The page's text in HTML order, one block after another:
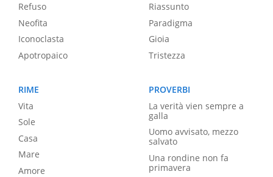
Refuso
Neofita
Iconoclasta
Apotropaico
Riassunto
Paradigma
Gioia
Tristezza
RIME
Vita
Sole
Casa
Mare
Amore
PROVERBI
La verità vien sempre a
galla
Uomo avvisato, mezzo
salvato
Una rondine non fa
primavera